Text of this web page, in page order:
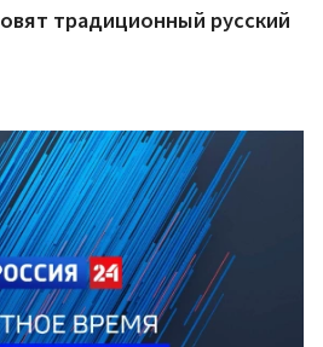
традиционный русский